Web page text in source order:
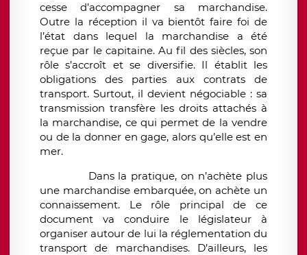
cesse d’accompagner sa marchandise.
Outre la réception il va bientôt faire foi de
l’état dans lequel la marchandise a été
reçue par le capitaine. Au fil des siècles, son
rôle s’accroît et se diversifie. Il établit les
obligations des parties aux contrats de
transport. Surtout, il devient négociable : sa
transmission transfère les droits attachés à
la marchandise, ce qui permet de la vendre
ou de la donner en gage, alors qu’elle est en
mer.
Dans la pratique, on n’achète plus
une marchandise embarquée, on achète un
connaissement. Le rôle principal de ce
document va conduire le législateur à
organiser autour de lui la réglementation du
transport de marchandises. D’ailleurs, les